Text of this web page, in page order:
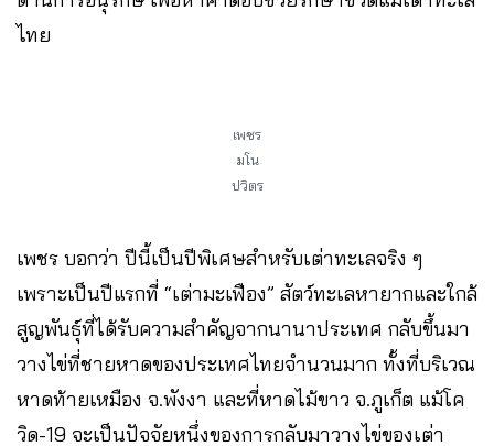
ไทย
เพชร
มโน
ปวิตร
เพชร บอกว่า ปีนี้เป็นปีพิเศษสำหรับเต่าทะเลจริง ๆ
เพราะเป็นปีแรกที่ “เต่ามะเฟือง” สัตว์ทะเลหายากและใกล้
สูญพันธุ์ที่ได้รับความสำคัญจากนานาประเทศ กลับขึ้นมา
วางไข่ที่ชายหาดของประเทศไทยจำนวนมาก ทั้งที่บริเวณ
หาดท้ายเหมือง จ.พังงา และที่หาดไม้ขาว จ.ภูเก็ต แม้โค
วิด-19 จะเป็นปัจจัยหนึ่งของการกลับมาวางไข่ของเต่า